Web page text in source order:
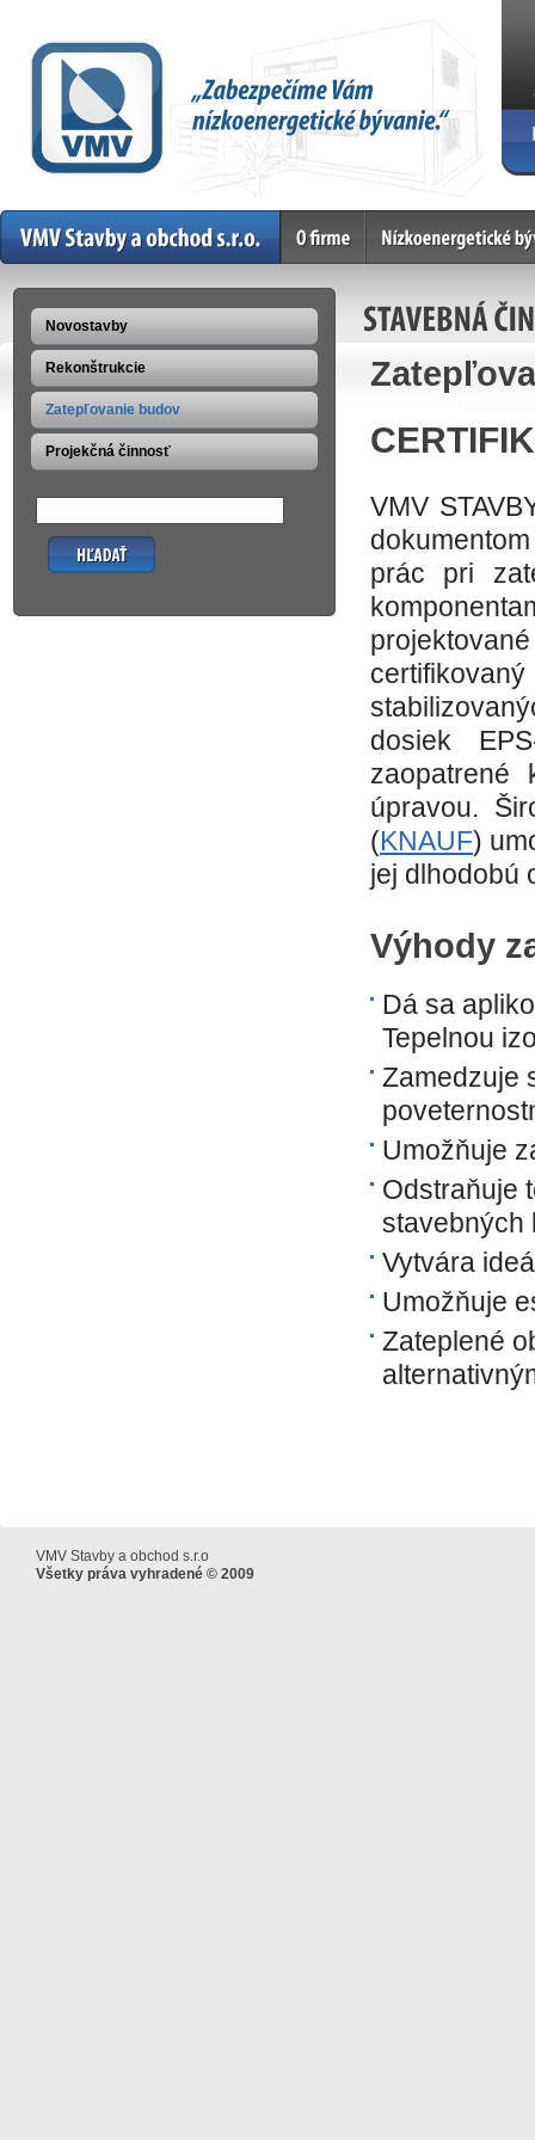
Home
Novostavby
Rekonštrukcie
Zatepľovanie budov
Projekčná činnosť
Hľadať
STAVEBNÁ
VMV
prác pri
dosiek
zaopatrené
úpravou.
(KNAUF)
jej dlhodobú
Výhody
Dá sa
Tepelnou
Zamedzuje
Umožňuje
Odstraňuje
stavebných
Vytvára
Umožňuje
Zateplené
VMV Stavby a obchod s.r.o
Všetky práva vyhradené © 2009